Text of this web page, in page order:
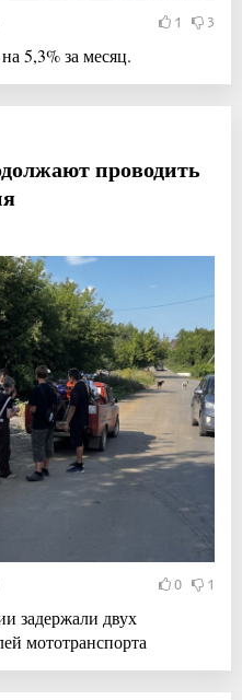
1 3
5,3% за месяц.
проводить
0 1
задержали двух
мототранспорта